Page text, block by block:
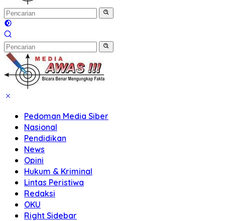
Pedoman Media Siber
Nasional
Pendidikan
News
Opini
Hukum & Kriminal
Lintas Peristiwa
Redaksi
OKU
Right Sidebar